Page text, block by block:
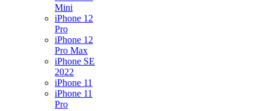
Mini
iPhone 12
Pro
iPhone 12
Pro Max
iPhone SE
2022
iPhone 11
iPhone 11
Pro